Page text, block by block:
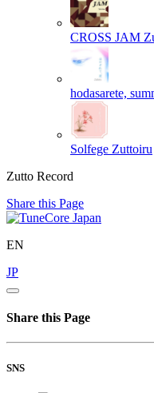
CROSS JAM
hodasarete,
Solfege Zuttoiru
Zutto Record
Share this Page
EN
JP
Share this Page
SNS